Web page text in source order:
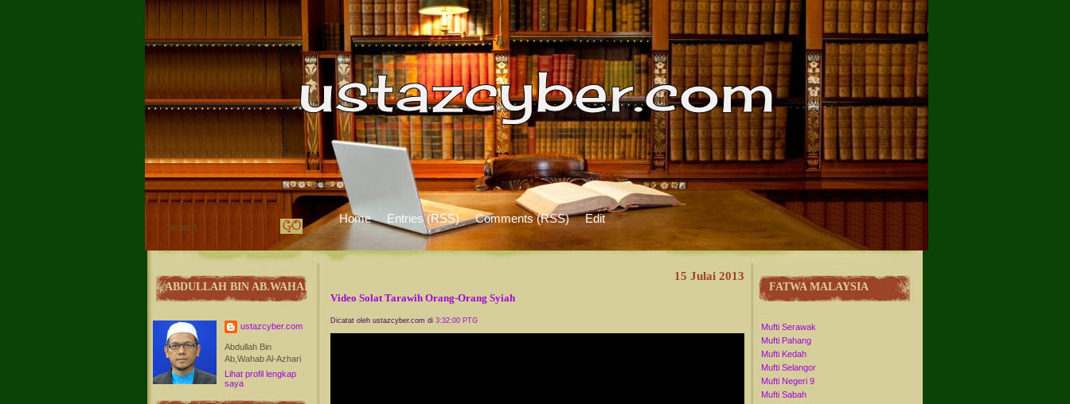
Home Entries (RSS) Comments (RSS) Edit
ABDULLAH BIN AB.WAHAB
ustazcyber.com
Abdullah Bin
Ab,Wahab Al-Azhari
Lihat profil lengkap
saya
15 Julai 2013
Video Solat Tarawih Orang-Orang Syiah
Dicatat oleh ustazcyber.com di 3:32:00 PTG
FATWA MALAYSIA
Mufti Serawak
Mufti Pahang
Mufti Kedah
Mufti Selangor
Mufti Negeri 9
Mufti Sabah